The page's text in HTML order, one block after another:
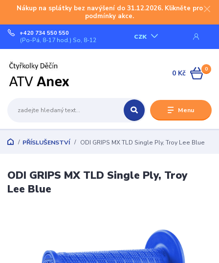
Nákup na splátky bez navýšení do 31.12.2026. Klikněte pro
podmínky akce.
Menu
CZK
+420 734 550 550
(Po-Pá, 8-17 hod.) So, 8-12
0
0 Kč
PŘÍSLUŠENSTVÍ ODI GRIPS MX TLD Single Ply, Troy Lee Blue
ODI GRIPS MX TLD Single Ply, Troy
Lee Blue